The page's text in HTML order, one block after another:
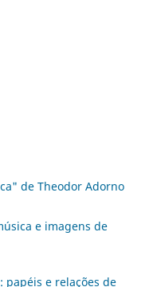
de Theodor Adorno
e imagens de
papéis e relações de